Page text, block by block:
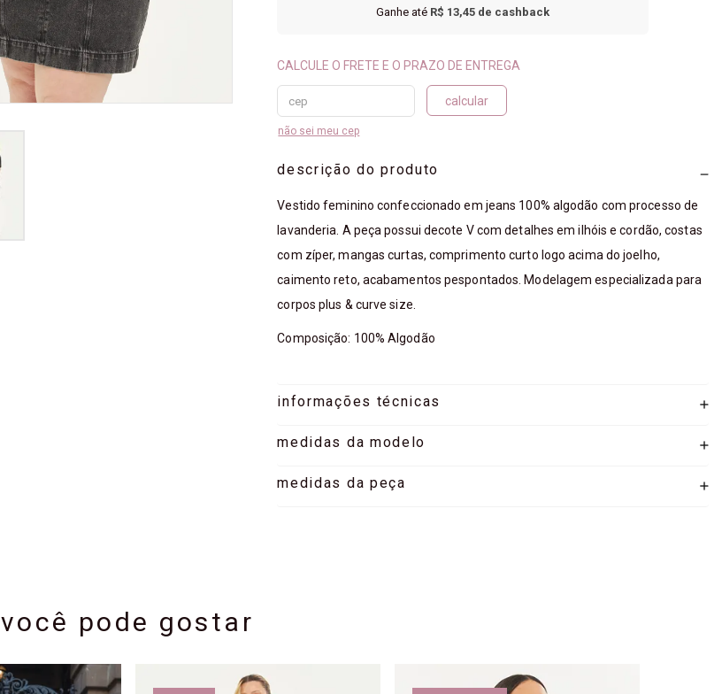
Ganhe até R$ 13,45 de cashback
calcular
não sei meu cep
descrição do produto
Vestido feminino confeccionado em jeans 100% algodão com processo de
lavanderia. A peça possui decote V com detalhes em ilhóis e cordão, costas
com zíper, mangas curtas, comprimento curto logo acima do joelho,
caimento reto, acabamentos pespontados. Modelagem especializada para
corpos plus & curve size.
Composição: 100% Algodão
informações técnicas
medidas da modelo
medidas da peça
você pode gostar